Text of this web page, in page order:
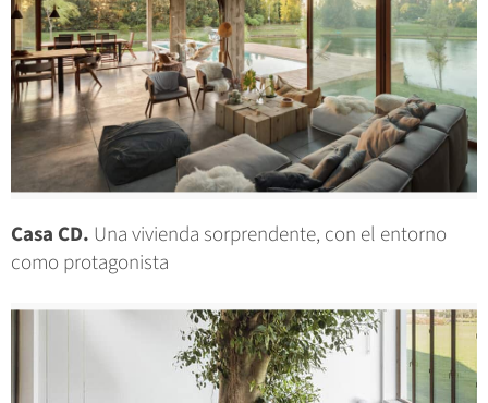
Casa CD. Una vivienda sorprendente, con el entorno
como protagonista